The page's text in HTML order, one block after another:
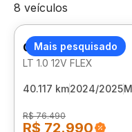
8 veículos
Mais pesquisado
CHEVROLET ONIX
LT 1.0 12V FLEX
40.117 km2024/2025
R$ 76.490
R$ 72.990